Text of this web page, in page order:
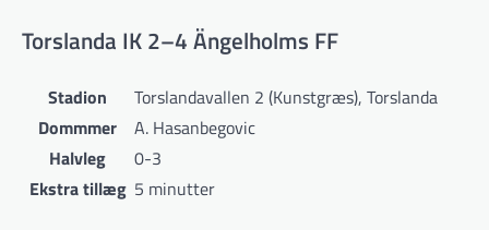
Torslanda IK 2–4 Ängelholms FF
Stadion
Torslandavallen 2 (Kunstgræs), Torslanda
Dommmer
A. Hasanbegovic
Halvleg
0-3
Ekstra tillæg 5 minutter